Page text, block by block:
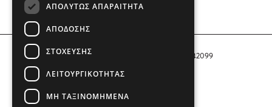
Αριθμός Πιστοποίησης Μ.Η.Τ. 242099
COPYRIGHT © 2026 Το Μανιφέστο
ΑΠΟΛΎΤΩΣ ΑΠΑΡΑΊΤΗΤΑ
ΑΠΌΔΟΣΗΣ
ΣΤΌΧΕΥΣΗΣ
ΛΕΙΤΟΥΡΓΙΚΌΤΗΤΑΣ
ΜΗ ΤΑΞΙΝΟΜΗΜΈΝΑ